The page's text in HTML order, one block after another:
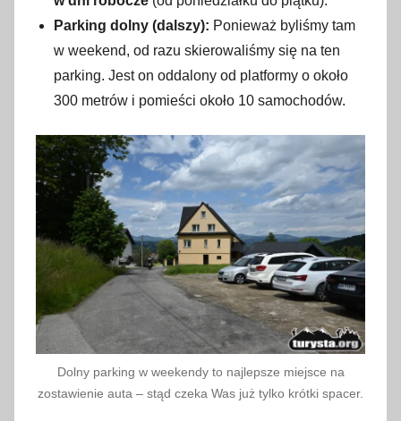
Parking dolny (dalszy): Ponieważ byliśmy tam
w weekend, od razu skierowaliśmy się na ten
parking. Jest on oddalony od platformy o około
300 metrów i pomieści około 10 samochodów.
Dolny parking w weekendy to najlepsze miejsce na
zostawienie auta – stąd czeka Was już tylko krótki spacer.